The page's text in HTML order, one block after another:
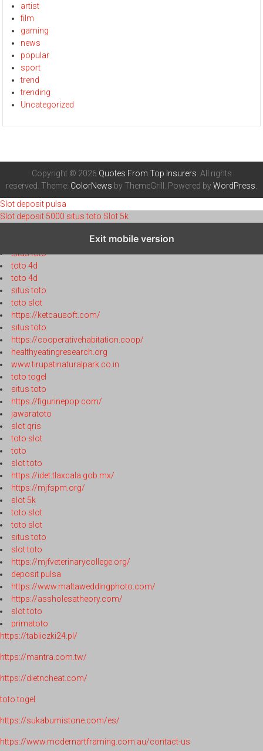
artist
film
gaming
news
popular
sport
trend
trending
Uncategorized
Copyright © 2026 Quotes From Top Insurers . All rights
reserved. Theme: ColorNews by ThemeGrill. Powered byWordPress
Slot deposit pulsa
Slot deposit 5000 situs toto Slot 5k
Exit mobile version
situs toto
toto 4d
toto 4d
situs toto
toto slot
https://ketcausoft.com/
situs toto
https://cooperativehabitation.coop/
healthyeatingresearch.org
www.tirupatinaturalpark.co.in
toto togel
situs toto
https://figurinepop.com/
jawaratoto
slot qris
toto slot
toto
slot toto
https://idet.tlaxcala.gob.mx/
https://mjfspm.org/
slot 5k
toto slot
toto slot
situs toto
slot toto
https://mjfveterinarycollege.org/
deposit pulsa
https://www.maltaweddingphoto.com/
https://assholesatheory.com/
slot toto
primatoto
https://tabliczki24.pl/
https://mantra.com.tw/
https://dietncheat.com/
toto togel
https://sukabumistone.com/es/
https://www.modernartframing.com.au/contact-us